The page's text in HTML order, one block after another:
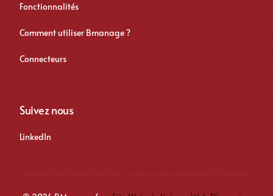
Fonctionnalités
Comment utiliser Bmanage ?
Connecteurs
Suivez nous
LinkedIn